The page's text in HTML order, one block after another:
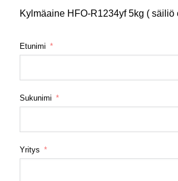
Kylmäaine HFO-R1234yf 5kg ( säiliö
Etunimi
Sukunimi
Yritys